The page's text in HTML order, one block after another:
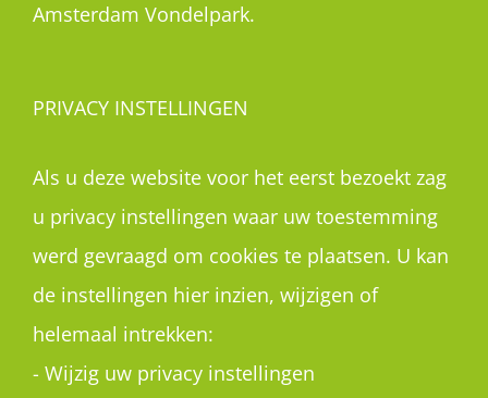
Amsterdam Vondelpark.
PRIVACY INSTELLINGEN
Als u deze website voor het eerst bezoekt zag
u privacy instellingen waar uw toestemming
werd gevraagd om cookies te plaatsen. U kan
de instellingen hier inzien, wijzigen of
helemaal intrekken:
- Wijzig uw privacy instellingen